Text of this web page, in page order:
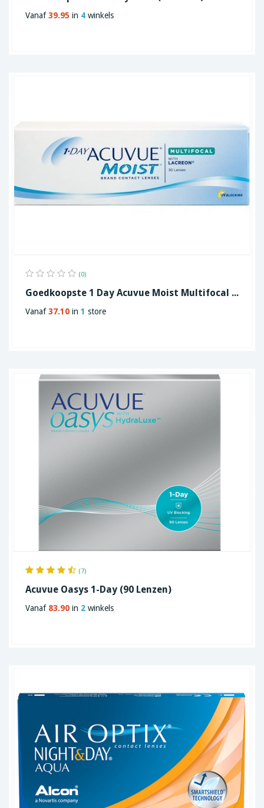
Vanaf39.95 in 4 winkels
(0)
Goedkoopste 1 Day Acuvue Moist Multifocal ...
Vanaf37.10 in 1 store
(7)
Acuvue Oasys 1-Day (90 Lenzen)
Vanaf 83.90 in 2 winkels